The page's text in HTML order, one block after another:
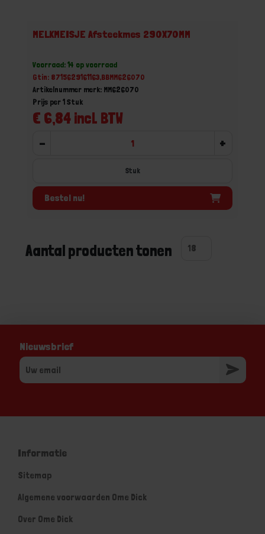
MELKMEISJE Afsteekmes 290X70MM
Voorraad: 14 op voorraad
Gtin: 8715629161163,BBMM626070
Artikelnummer merk: MM626070
€ 6,84 incl. BTW
Prijs per 1 Stuk
- +
Stuk
Bestel nu!
Aantal producten tonen
Nieuwsbrief
Informatie
Sitemap
Algemene voorwaarden Ome Dick
Over Ome Dick